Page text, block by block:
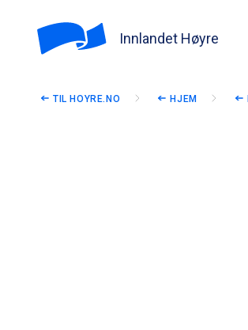
Innlandet Høyre
TIL HOYRE.NO HJEM